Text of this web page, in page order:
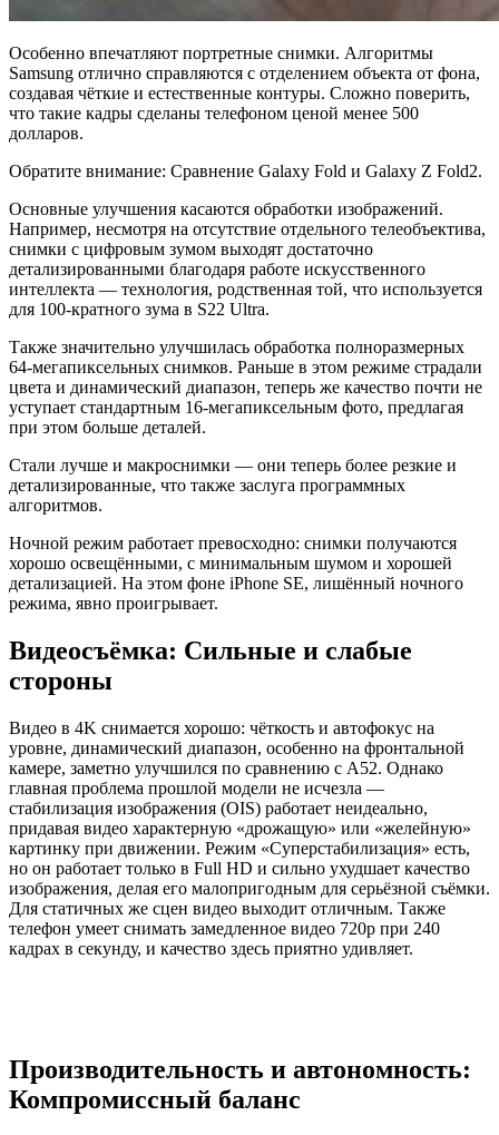
Особенно впечатляют портретные снимки. Алгоритмы
Samsung отлично справляются с отделением объекта от фона,
создавая чёткие и естественные контуры. Сложно поверить,
что такие кадры сделаны телефоном ценой менее 500
долларов.
Обратите внимание: Сравнение Galaxy Fold и Galaxy Z Fold2.
Основные улучшения касаются обработки изображений.
Например, несмотря на отсутствие отдельного телеобъектива,
снимки с цифровым зумом выходят достаточно
детализированными благодаря работе искусственного
интеллекта — технология, родственная той, что используется
для 100-кратного зума в S22 Ultra.
Также значительно улучшилась обработка полноразмерных
64-мегапиксельных снимков. Раньше в этом режиме страдали
цвета и динамический диапазон, теперь же качество почти не
уступает стандартным 16-мегапиксельным фото, предлагая
при этом больше деталей.
Стали лучше и макроснимки — они теперь более резкие и
детализированные, что также заслуга программных
алгоритмов.
Ночной режим работает превосходно: снимки получаются
хорошо освещёнными, с минимальным шумом и хорошей
детализацией. На этом фоне iPhone SE, лишённый ночного
режима, явно проигрывает.
Видеосъёмка: Сильные и слабые
стороны
Видео в 4K снимается хорошо: чёткость и автофокус на
уровне, динамический диапазон, особенно на фронтальной
камере, заметно улучшился по сравнению с A52. Однако
главная проблема прошлой модели не исчезла —
стабилизация изображения (OIS) работает неидеально,
придавая видео характерную «дрожащую» или «желейную»
картинку при движении. Режим «Суперстабилизация» есть,
но он работает только в Full HD и сильно ухудшает качество
изображения, делая его малопригодным для серьёзной съёмки.
Для статичных же сцен видео выходит отличным. Также
телефон умеет снимать замедленное видео 720p при 240
кадрах в секунду, и качество здесь приятно удивляет.
Производительность и автономность:
Компромиссный баланс